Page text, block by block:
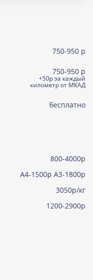
750-950 р
750-950 р
+50р за каждый
километр от МКАД
бесплатно
800-4000р
А4-1500р А3-1800р
3050р/кг
1200-2900р